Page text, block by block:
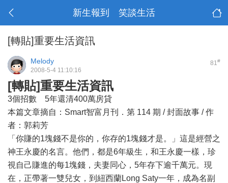
新生報到 笑談生活
[轉貼]重要生活資訊
81#
Melody
2008-5-4 11:10:16
[轉貼]重要生活資訊
3個招數 5年還清400萬房貸
本篇文章摘自：Smart智富月刊．第 114 期 / 封面故事 / 作
者：郭莉芳
「你賺的1塊錢不是你的，你存的1塊錢才是。」這是經營之
神王永慶的名言。他們，都是6年級生，和王永慶一樣，珍
視自己賺進的每1塊錢，夫妻同心，5年存下逾千萬元。現
在，正帶著一雙兒女，到紐西蘭Long Saty一年，成為名副